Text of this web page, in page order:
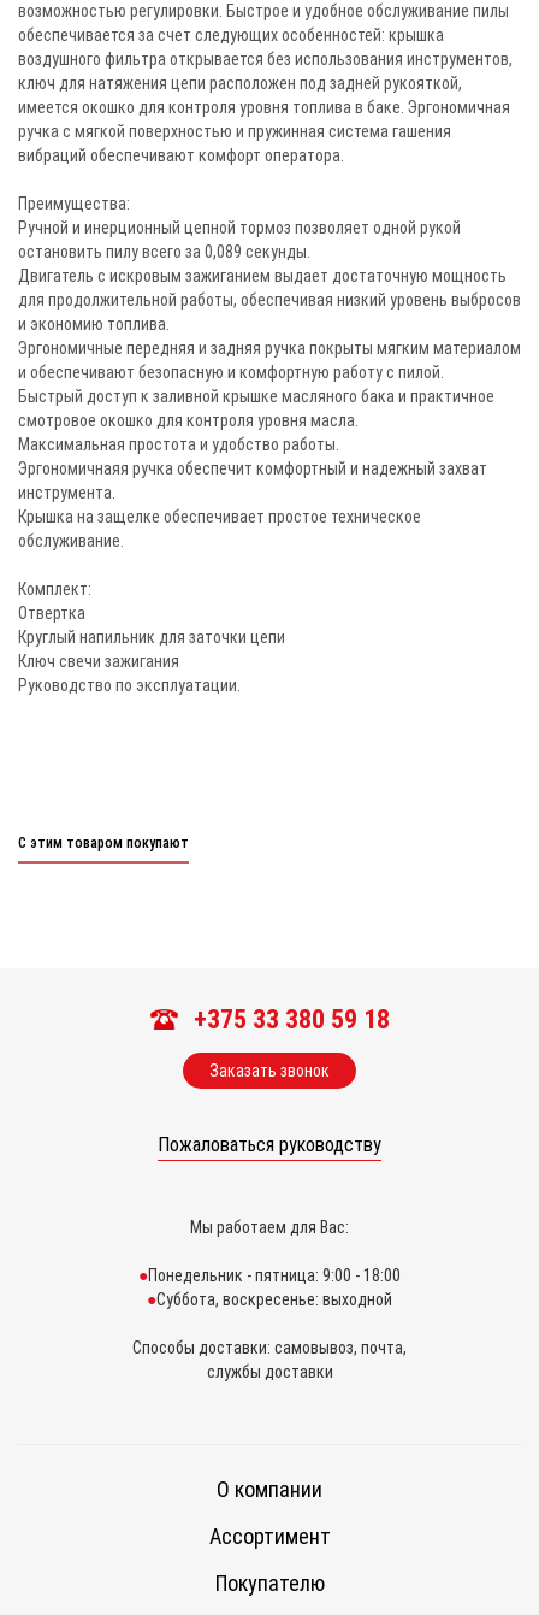
возможностью регулировки. Быстрое и удобное обслуживание пилы
обеспечивается за счет следующих особенностей: крышка
воздушного фильтра открывается без использования инструментов,
ключ для натяжения цепи расположен под задней рукояткой,
имеется окошко для контроля уровня топлива в баке. Эргономичная
ручка с мягкой поверхностью и пружинная система гашения
вибраций обеспечивают комфорт оператора.
Преимущества:
Ручной и инерционный цепной тормоз позволяет одной рукой
остановить пилу всего за 0,089 секунды.
Двигатель с искровым зажиганием выдает достаточную мощность
для продолжительной работы, обеспечивая низкий уровень выбросов
и экономию топлива.
Эргономичные передняя и задняя ручка покрыты мягким материалом
и обеспечивают безопасную и комфортную работу с пилой.
Быстрый доступ к заливной крышке масляного бака и практичное
смотровое окошко для контроля уровня масла.
Максимальная простота и удобство работы.
Эргономичнаяя ручка обеспечит комфортный и надежный захват
инструмента.
Крышка на защелке обеспечивает простое техническое
обслуживание.
Комплект:
Отвертка
Круглый напильник для заточки цепи
Ключ свечи зажигания
Руководство по эксплуатации.
С этим товаром покупают
+375 33 380 59 18
Заказать звонок
Пожаловаться руководству
Мы работаем для Вас:
Понедельник - пятница: 9:00 - 18:00
Суббота, воскресенье: выходной
Способы доставки: самовывоз, почта,
службы доставки
О компании
Ассортимент
Покупателю